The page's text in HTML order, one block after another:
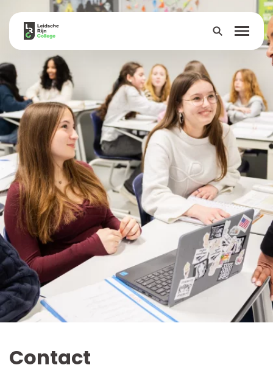
Over
Onderwijs
Leerlingen
Ouders
Groep 8
Contact
Schoolgids
Magister
Contact